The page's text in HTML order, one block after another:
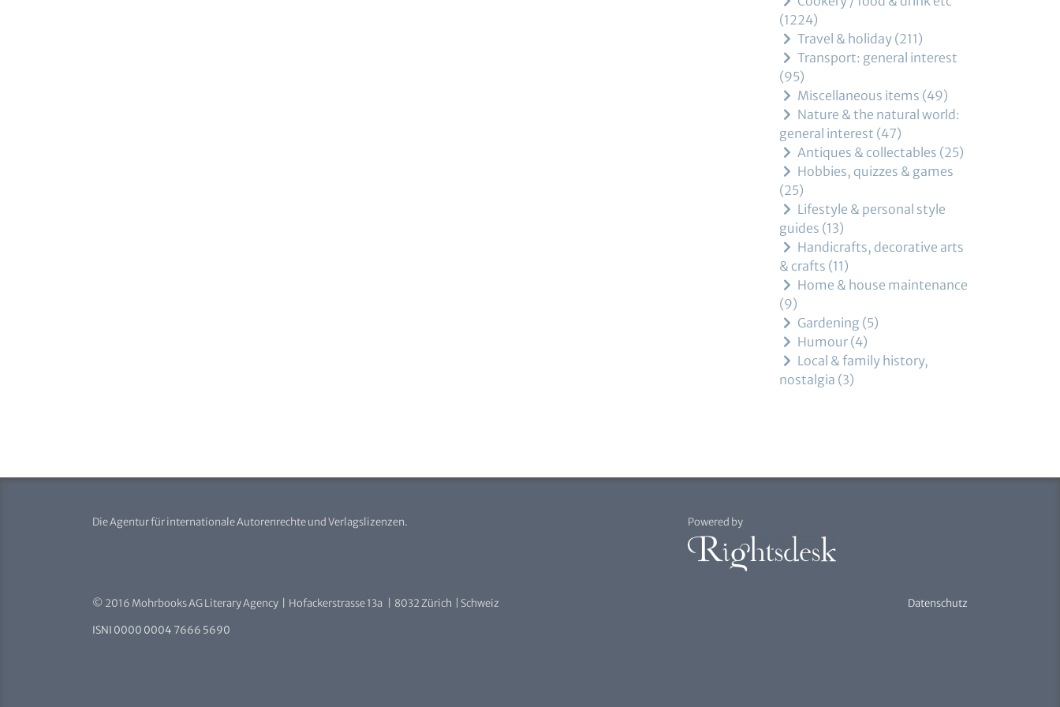
1224
Travel & holiday 211
Transport: general interest
95
Miscellaneous items 49
Nature & the natural world:
general interest 47
Antiques & collectables 25
Hobbies, quizzes & games
25
Lifestyle & personal style
guides 13
Handicrafts, decorative arts
& crafts 11
Home & house maintenance
9
Gardening 5
Humour 4
Local & family history,
nostalgia 3
Die Agentur für internationale Autorenrechte und Verlagslizenzen. Powered by
Datenschutz
© 2016 Mohrbooks AG Literary Agency | Hofackerstrasse 13a | 8032 Zürich | Schweiz
ISNI 0000 0004 7666 5690